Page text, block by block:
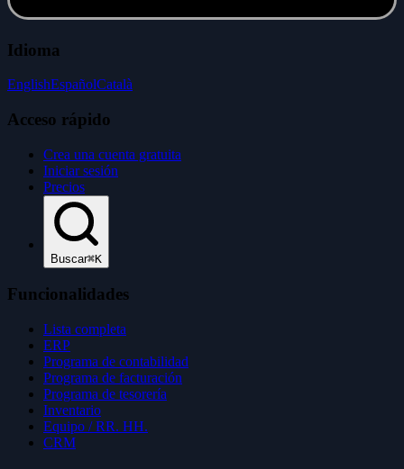
Idioma
EnglishEspañolCatalà
Acceso rápido
Crea una cuenta gratuita
Iniciar sesión
Precios
Buscar⌘K
Funcionalidades
Lista completa
ERP
Programa de contabilidad
Programa de facturación
Programa de tesorería
Inventario
Equipo / RR. HH.
CRM